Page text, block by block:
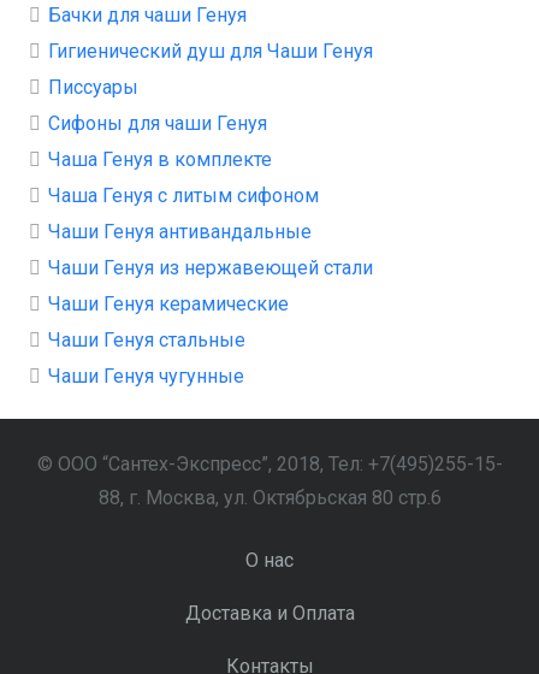
Бачки для чаши Генуя
Гигиенический душ для Чаши Генуя
Писсуары
Сифоны для чаши Генуя
Чаша Генуя в комплекте
Чаша Генуя с литым сифоном
Чаши Генуя антивандальные
Чаши Генуя из нержавеющей стали
Чаши Генуя керамические
Чаши Генуя стальные
Чаши Генуя чугунные
© ООО “Сантех-Экспресс”, 2018, Тел: +7(495)255-15-
88, г. Москва, ул. Октябрьская 80 стр.6
О нас
Доставка и Оплата
Контакты